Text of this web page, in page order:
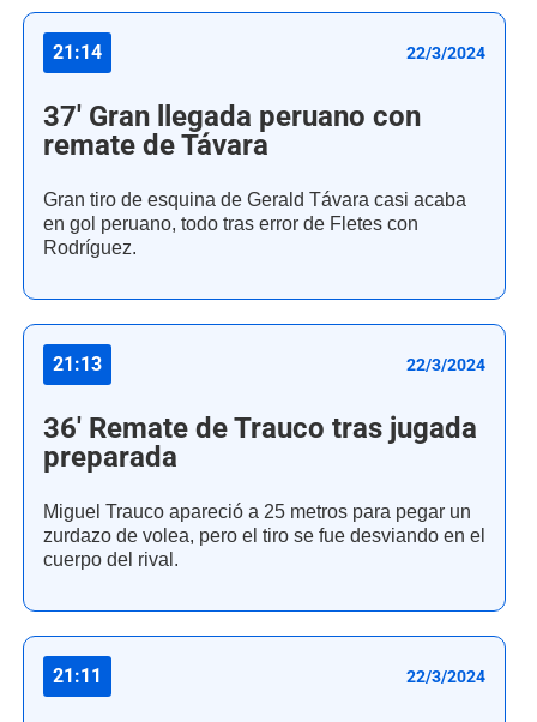
21:14 22/3/2024
37' Gran llegada peruano con
remate de Távara
Gran tiro de esquina de Gerald Távara casi acaba
en gol peruano, todo tras error de Fletes con
Rodríguez.
21:13 22/3/2024
36' Remate de Trauco tras jugada
preparada
Miguel Trauco apareció a 25 metros para pegar un
zurdazo de volea, pero el tiro se fue desviando en el
cuerpo del rival.
21:11 22/3/2024